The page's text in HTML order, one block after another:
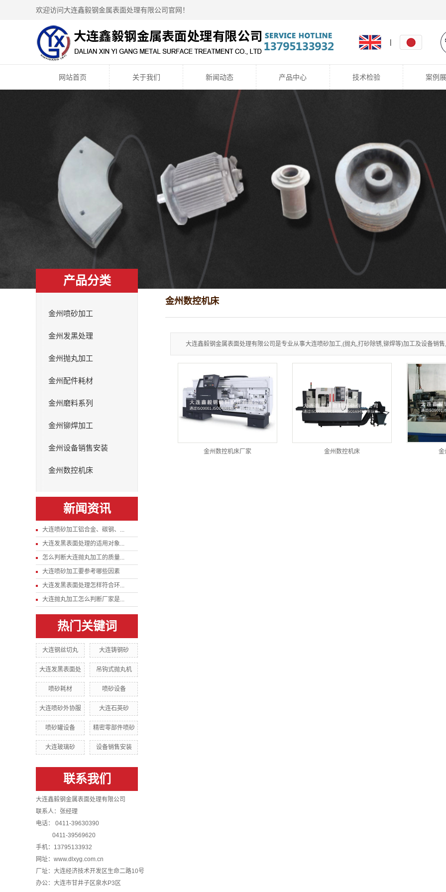
欢迎访问大连鑫毅钢金属表面处理有限公司官网！
|
网站首页 关于我们 新闻动态 产品中心 技术检验 案例
产品分类
金州喷砂加工
金州发黑处理
金州抛丸加工
金州配件耗材
金州磨料系列
金州铆焊加工
金州设备销售安装
金州数控机床
新闻资讯
大连喷砂加工铝合金、碳钢、...
大连发黑表面处理的适用对象...
怎么判断大连抛丸加工的质量...
大连喷砂加工要参考哪些因素
大连发黑表面处理怎样符合环...
大连抛丸加工怎么判断厂家是...
热门关键词
大连钢丝切丸 大连铸钢砂
大连发黑表面处 吊钩式抛丸机
喷砂耗材 喷砂设备
大连喷砂外协服 大连石英砂
喷砂罐设备 精密零部件喷砂
大连玻璃砂 设备销售安装
联系我们
大连鑫毅钢金属表面处理有限公司
联系人：张经理
电话： 0411-39630390
0411-39569620
手机：13795133932
网址：www.dlxyg.com.cn
厂址：大连经济技术开发区生命二路10号
办公：大连市甘井子区泉水P3区
金州数控机床
大连鑫毅钢金属表面处理有限公司是专业从事大连喷砂加工,(抛丸,打砂除锈,铆焊等)加工及设备销
金州数控机床厂家 金州数控机床 金